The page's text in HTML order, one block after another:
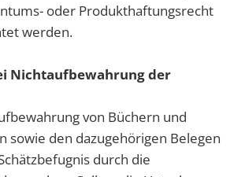
oder Produkthaftungsrecht
werden.
Nichtaufbewahrung der
von Büchern und
sowie den dazugehörigen Belegen
durch die